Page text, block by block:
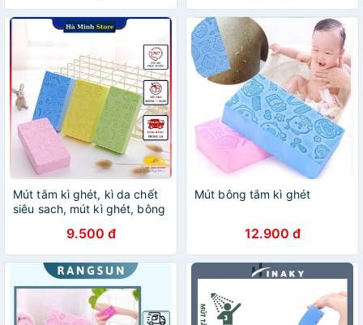
Mút tắm kì ghét, kì da chết
siêu sach, mút kì ghét, bông
Minh Store9.500 đ
Mút bông tắm kì ghét
12.900 đ